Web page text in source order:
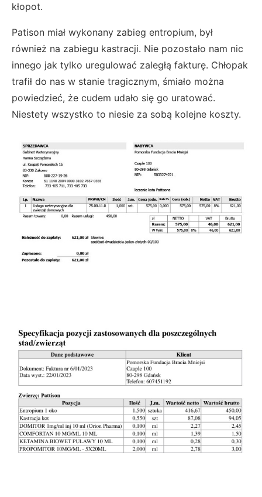
kłopot.
Patison miał wykonany zabieg entropium, był
również na zabiegu kastracji. Nie pozostało nam nic
innego jak tylko uregulować zaległą fakturę. Chłopak
trafił do nas w stanie tragicznym, śmiało można
powiedzieć, że cudem udało się go uratować.
Niestety wszystko to niesie za sobą kolejne koszty.